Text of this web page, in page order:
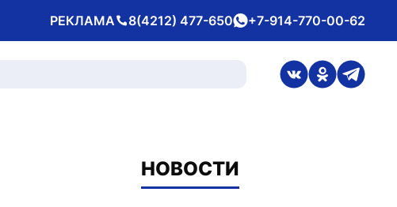
РЕКЛАМА
Телефон 8(4212) 477-650whatsApp
+7-914-770-00-62
ссылка на
ссылка на
НОВОСТИ